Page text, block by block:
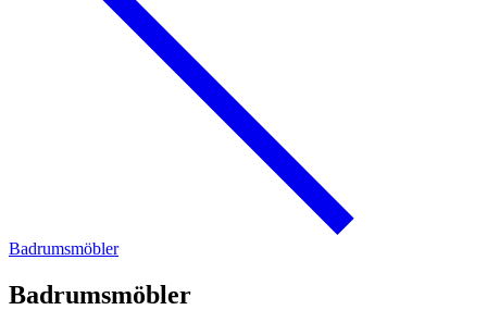
Badrumsmöbler
Badrumsmöbler